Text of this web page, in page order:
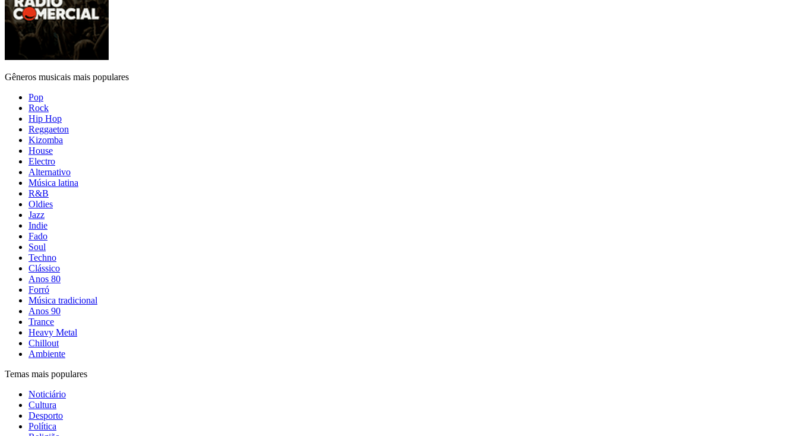
Gêneros musicais mais populares
Pop
Rock
Hip Hop
Reggaeton
Kizomba
House
Electro
Alternativo
Música latina
R&B
Oldies
Jazz
Indie
Fado
Soul
Techno
Clássico
Anos 80
Forró
Música tradicional
Anos 90
Trance
Heavy Metal
Chillout
Ambiente
Temas mais populares
Noticiário
Cultura
Desporto
Política